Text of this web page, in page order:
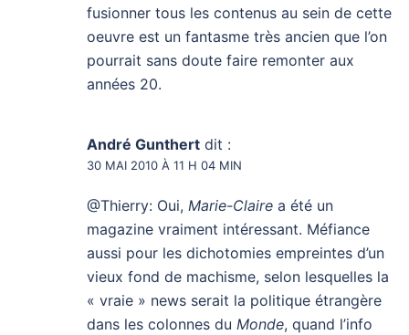
fusionner tous les contenus au sein de cette
oeuvre est un fantasme très ancien que l’on
pourrait sans doute faire remonter aux
années 20.
André Gunthert dit :
30 MAI 2010 À 11 H 04 MIN
@Thierry: Oui, Marie-Claire a été un
magazine vraiment intéressant. Méfiance
aussi pour les dichotomies empreintes d’un
vieux fond de machisme, selon lesquelles la
« vraie » news serait la politique étrangère
dans les colonnes du Monde, quand l’info